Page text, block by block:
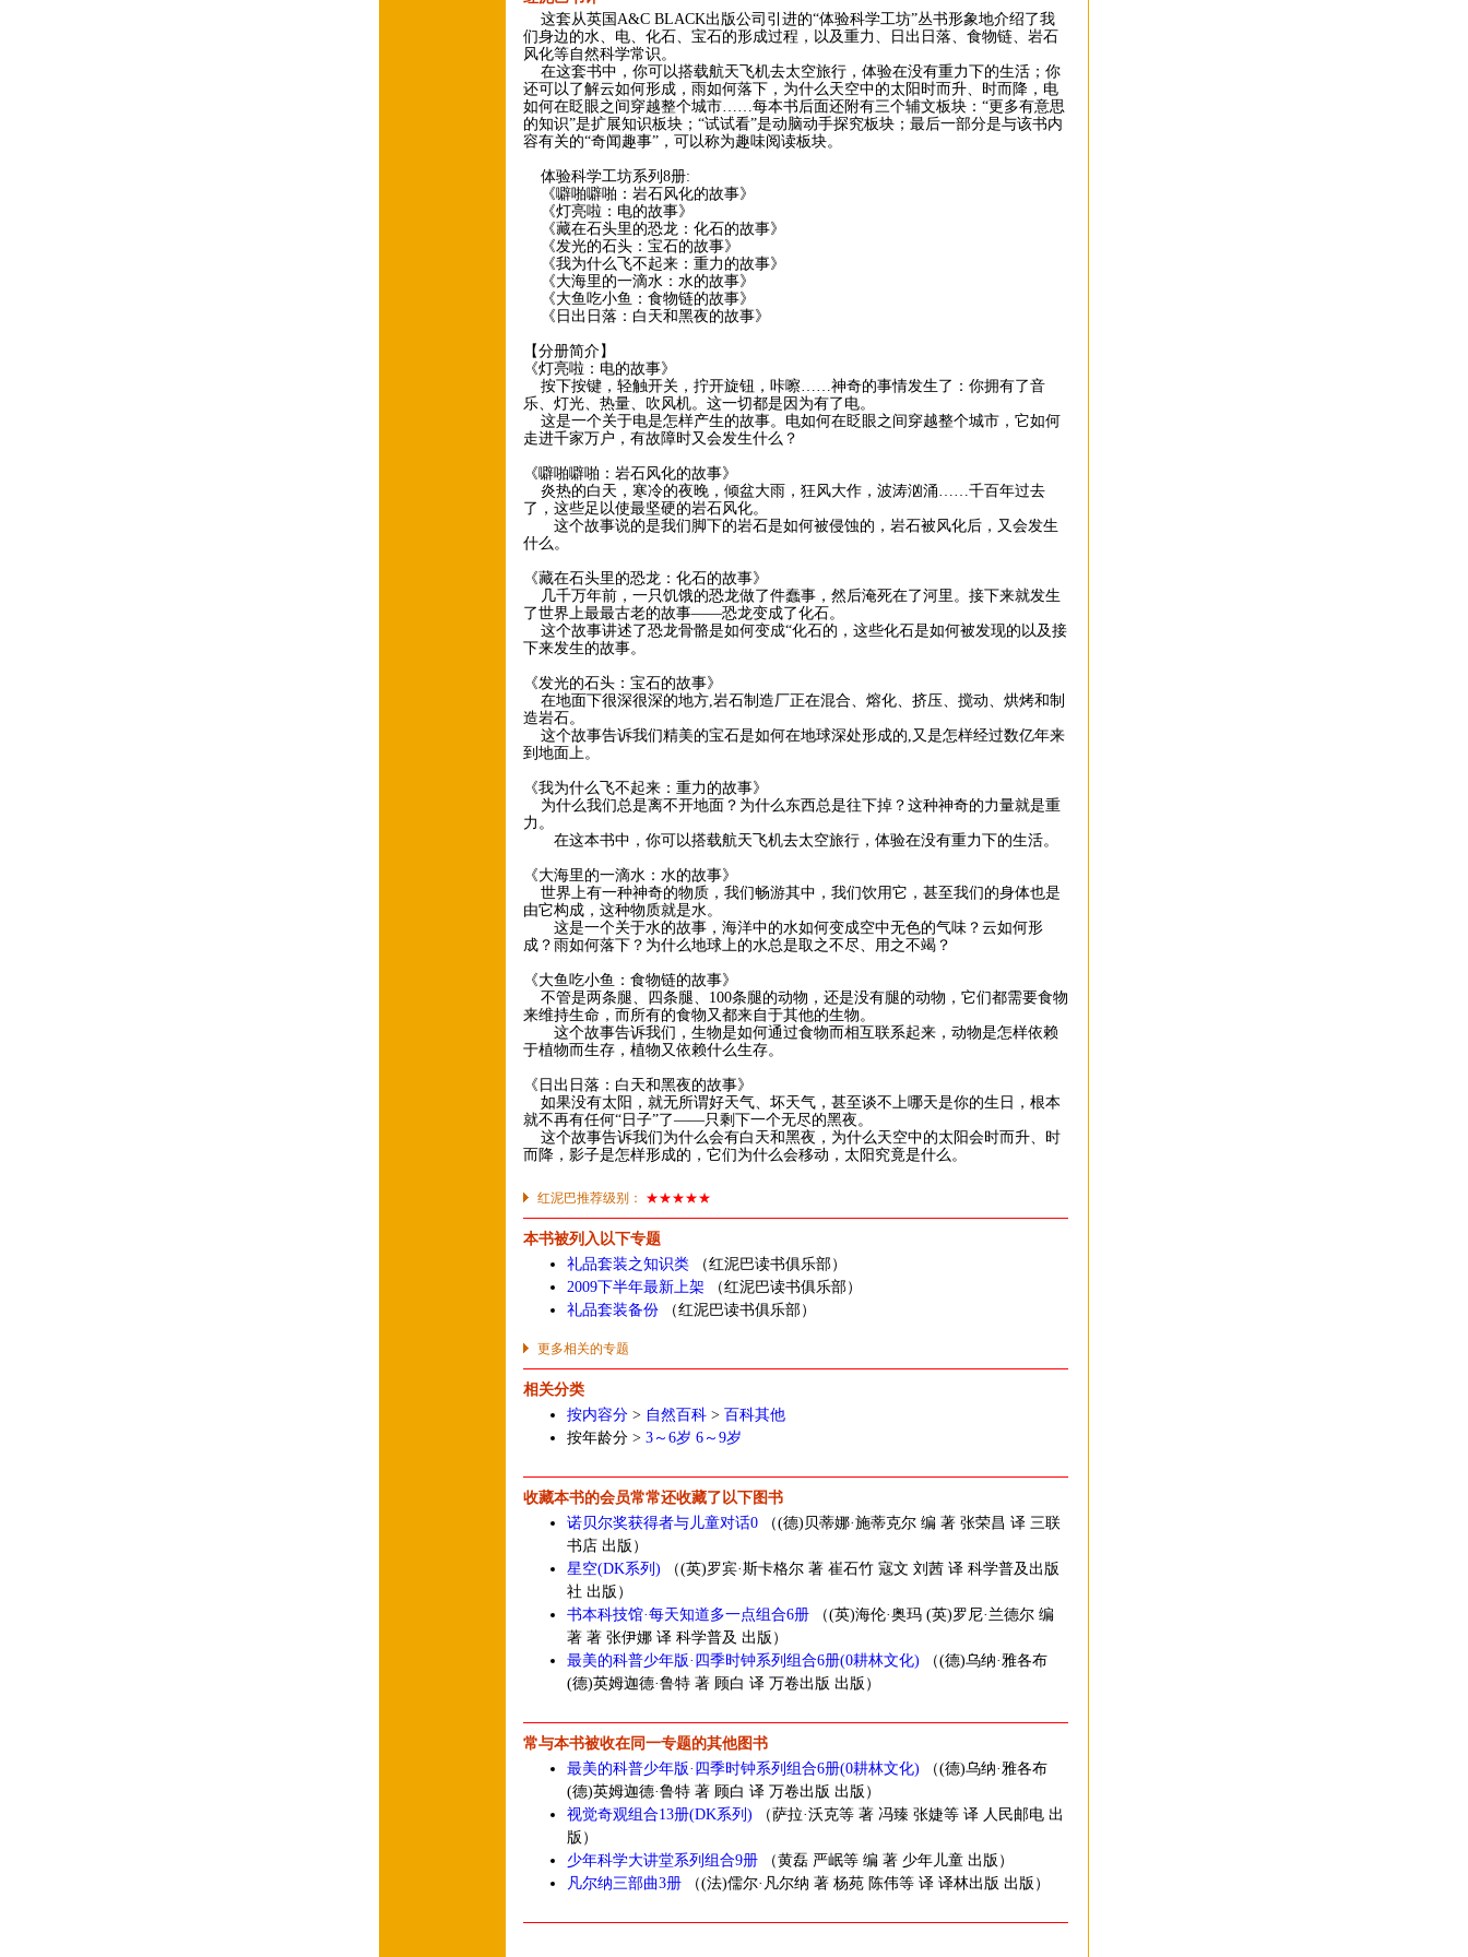
这套从英国A&C BLACK出版公司引进的“体验科学工坊”丛书形象地介绍了我
们身边的水、电、化石、宝石的形成过程，以及重力、日出日落、食物链、岩石
风化等自然科学常识。
在这套书中，你可以搭载航天飞机去太空旅行，体验在没有重力下的生活；你
还可以了解云如何形成，雨如何落下，为什么天空中的太阳时而升、时而降，电
如何在眨眼之间穿越整个城市……每本书后面还附有三个辅文板块：“更多有意思
的知识”是扩展知识板块；“试试看”是动脑动手探究板块；最后一部分是与该书内
容有关的“奇闻趣事”，可以称为趣味阅读板块。
体验科学工坊系列8册:
《噼啪噼啪：岩石风化的故事》
《灯亮啦：电的故事》
《藏在石头里的恐龙：化石的故事》
《发光的石头：宝石的故事》
《我为什么飞不起来：重力的故事》
《大海里的一滴水：水的故事》
《大鱼吃小鱼：食物链的故事》
《日出日落：白天和黑夜的故事》
【分册简介】
《灯亮啦：电的故事》
按下按键，轻触开关，拧开旋钮，咔嚓……神奇的事情发生了：你拥有了音
乐、灯光、热量、吹风机。这一切都是因为有了电。
这是一个关于电是怎样产生的故事。电如何在眨眼之间穿越整个城市，它如何
走进千家万户，有故障时又会发生什么？
《噼啪噼啪：岩石风化的故事》
炎热的白天，寒冷的夜晚，倾盆大雨，狂风大作，波涛汹涌……千百年过去
了，这些足以使最坚硬的岩石风化。
这个故事说的是我们脚下的岩石是如何被侵蚀的，岩石被风化后，又会发生
什么。
《藏在石头里的恐龙：化石的故事》
几千万年前，一只饥饿的恐龙做了件蠢事，然后淹死在了河里。接下来就发生
了世界上最最古老的故事——恐龙变成了化石。
这个故事讲述了恐龙骨骼是如何变成“化石的，这些化石是如何被发现的以及接
下来发生的故事。
《发光的石头：宝石的故事》
在地面下很深很深的地方,岩石制造厂正在混合、熔化、挤压、搅动、烘烤和制
造岩石。
这个故事告诉我们精美的宝石是如何在地球深处形成的,又是怎样经过数亿年来
到地面上。
《我为什么飞不起来：重力的故事》
为什么我们总是离不开地面？为什么东西总是往下掉？这种神奇的力量就是重
力。
在这本书中，你可以搭载航天飞机去太空旅行，体验在没有重力下的生活。
《大海里的一滴水：水的故事》
世界上有一种神奇的物质，我们畅游其中，我们饮用它，甚至我们的身体也是
由它构成，这种物质就是水。
这是一个关于水的故事，海洋中的水如何变成空中无色的气味？云如何形
成？雨如何落下？为什么地球上的水总是取之不尽、用之不竭？
《大鱼吃小鱼：食物链的故事》
不管是两条腿、四条腿、100条腿的动物，还是没有腿的动物，它们都需要食物
来维持生命，而所有的食物又都来自于其他的生物。
这个故事告诉我们，生物是如何通过食物而相互联系起来，动物是怎样依赖
于植物而生存，植物又依赖什么生存。
《日出日落：白天和黑夜的故事》
如果没有太阳，就无所谓好天气、坏天气，甚至谈不上哪天是你的生日，根本
就不再有任何“日子”了——只剩下一个无尽的黑夜。
这个故事告诉我们为什么会有白天和黑夜，为什么天空中的太阳会时而升、时
而降，影子是怎样形成的，它们为什么会移动，太阳究竟是什么。
红泥巴推荐级别： ★★★★★
本书被列入以下专题
礼品套装之知识类 （红泥巴读书俱乐部）
2009下半年最新上架 （红泥巴读书俱乐部）
礼品套装备份 （红泥巴读书俱乐部）
更多相关的专题
相关分类
按内容分 > 自然百科 > 百科其他
按年龄分 > 3～6岁 6～9岁
收藏本书的会员常常还收藏了以下图书
诺贝尔奖获得者与儿童对话0 （(德)贝蒂娜·施蒂克尔 编 著 张荣昌 译 三联
书店 出版）
星空(DK系列) （(英)罗宾·斯卡格尔 著 崔石竹 寇文 刘茜 译 科学普及出版
社 出版）
书本科技馆·每天知道多一点组合6册 （(英)海伦·奥玛 (英)罗尼·兰德尔 编
著 著 张伊娜 译 科学普及 出版）
最美的科普少年版·四季时钟系列组合6册(0耕林文化) （(德)乌纳·雅各布
(德)英姆迦德·鲁特 著 顾白 译 万卷出版 出版）
常与本书被收在同一专题的其他图书
最美的科普少年版·四季时钟系列组合6册(0耕林文化) （(德)乌纳·雅各布
(德)英姆迦德·鲁特 著 顾白 译 万卷出版 出版）
视觉奇观组合13册(DK系列) （萨拉·沃克等 著 冯臻 张婕等 译 人民邮电 出
版）
少年科学大讲堂系列组合9册 （黄磊 严岷等 编 著 少年儿童 出版）
凡尔纳三部曲3册 （(法)儒尔·凡尔纳 著 杨苑 陈伟等 译 译林出版 出版）